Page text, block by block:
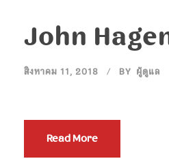
John
สิงหาคม 11, 2018 BY ผู้ดูแล
Read More